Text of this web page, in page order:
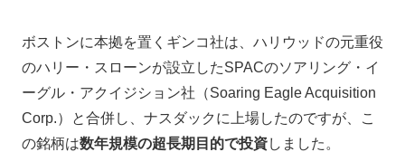
ボストンに本拠を置くギンコ社は、ハリウッドの元重役
のハリー・スローンが設立したSPACのソアリング・イ
ーグル・アクイジション社（Soaring Eagle Acquisition
Corp.）と合併し、ナスダックに上場したのですが、こ
の銘柄は数年規模の超長期目的で投資しました。